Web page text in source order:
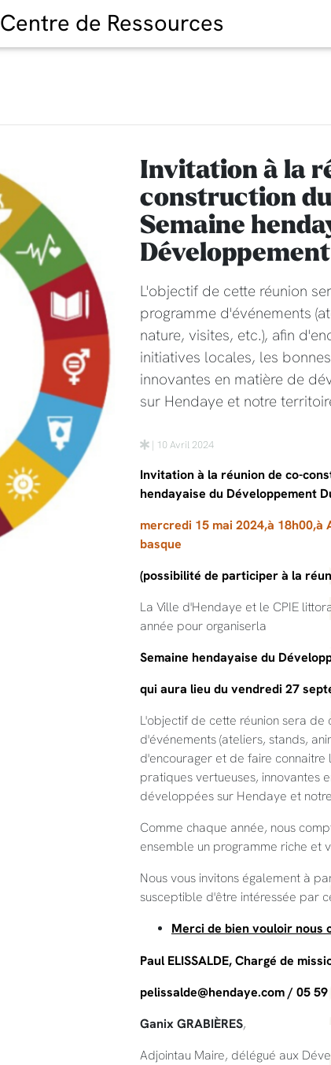
Centre de Ressources
Invitation à la
construction
Semaine
L'objectif de cette réunion
programme d'événements
nature, visites, etc.), afin
initiatives locales, les
innovantes en matière de
sur Hendaye et notre
| 10 Avril 2024
Invitation à la réunion de co-
hendayaise du Développement
mercredi 15 mai 2024,à
basque
(possibilité de participer à la
La Ville d'Hendaye et le CPIE
année pour organiserla
Semaine hendayaise du
qui aura lieu du vendredi 27
L'objectif de cette réunion sera
d'événements (ateliers, stands,
d'encourager et de faire connaitre
pratiques vertueuses, innovantes
développées sur Hendaye et
Comme chaque année, nous
ensemble un programme riche et
Nous vous invitons également à
susceptible d'être intéressée par
Merci de bien vouloir nous
Paul ELISSALDE, Chargé de
pelissalde@hendaye.com / 05 59
Ganix GRABIÈRES,
Adjointau Maire, délégué aux